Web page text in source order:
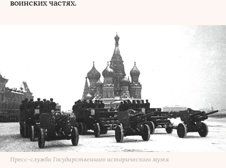
воинских частях.
Пресс-служба Государственного исторического музея